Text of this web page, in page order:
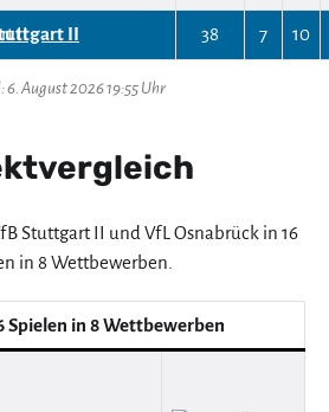
II 38 7 10
6. August 2026 19:55 Uhr
Stuttgart II und VfL Osnabrück in 16
in 8 Wettbewerben.
Spielen in 8 Wettbewerben